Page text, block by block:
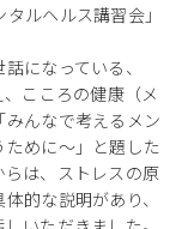
ルヘルス講習会」
になっている、
こころの健康（メ
んなで考えるメン
めに～」と題した
は、ストレスの原
的な説明があり、